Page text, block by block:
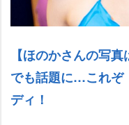
【ほのかさんの写
でも話題に…これぞ
ディ！